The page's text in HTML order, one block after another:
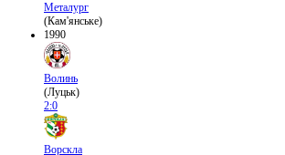
Металург
(Кам'янське)
1990
Волинь
(Луцьк)
2:0
Ворскла